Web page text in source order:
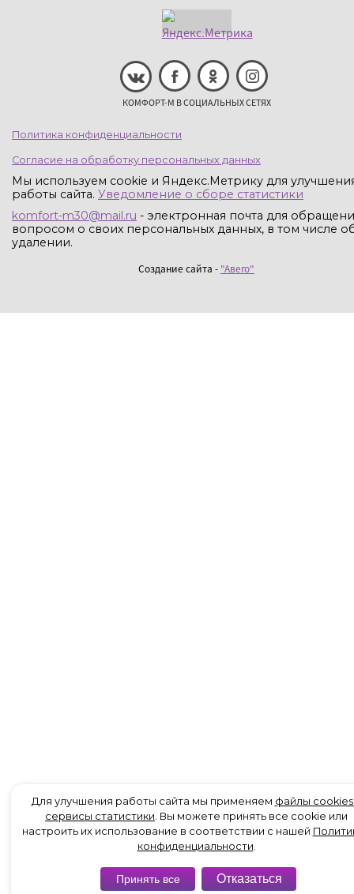
КОМФОРТ-М В СОЦИАЛЬНЫХ СЕТЯХ
Политика конфиденциальности
Согласие на обработку персональных данных
Мы используем cookie и Яндекс.Метрику для
работы сайта. Уведомление о сборе статистики
komfort-m30@mail.ru - электронная почта для
вопросом о своих персональных данных, в том числе
удалении.
Создание сайта - "Авего"
Для улучшения работы сайта мы применяем файлы cookies
сервисы статистики. Вы можете принять все cookie или
настроить их использование в соответствии с нашей
конфиденциальности.
Принять все Отказаться